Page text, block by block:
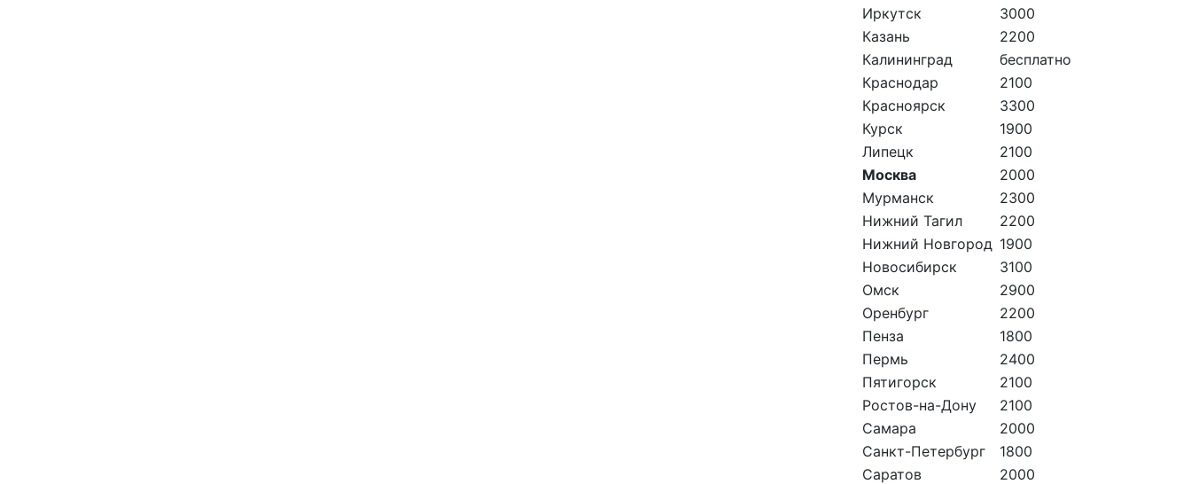
Иркутск
3000
Казань
2200
Калининград
бесплатно
Краснодар
2100
Красноярск
3300
Курск
1900
Липецк
2100
Москва
2000
Мурманск
2300
Нижний Тагил
2200
Нижний Новгород 1900
Новосибирск
3100
Омск
2900
Оренбург
2200
Пенза
1800
Пермь
2400
Пятигорск
2100
Ростов-на-Дону
2100
Самара
2000
Санкт-Петербург
1800
Саратов
2000